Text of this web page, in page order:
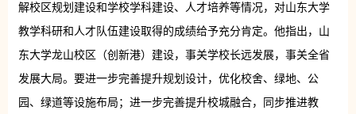
解校区规划建设和学校学科建设、人才培养等情况，对山东大学
教学科研和人才队伍建设取得的成绩给予充分肯定。他指出，山
东大学龙山校区（创新港）建设，事关学校长远发展，事关全省
发展大局。要进一步完善提升规划设计，优化校舍、绿地、公
园、绿道等设施布局；进一步完善提升校城融合，同步推进教